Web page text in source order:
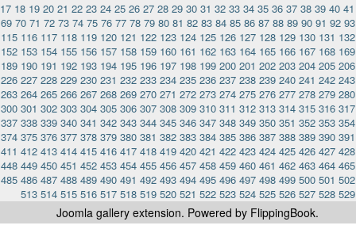
17 18 19 20 21 22 23 24 25 26 27 28 29 30 31 32 33 34 35 36 37 38 39 40 41
69 70 71 72 73 74 75 76 77 78 79 80 81 82 83 84 85 86 87 88 89 90 91 92 93
115 116 117 118 119 120 121 122 123 124 125 126 127 128 129 130 131 132
152 153 154 155 156 157 158 159 160 161 162 163 164 165 166 167 168 169
189 190 191 192 193 194 195 196 197 198 199 200 201 202 203 204 205 206
226 227 228 229 230 231 232 233 234 235 236 237 238 239 240 241 242 243
263 264 265 266 267 268 269 270 271 272 273 274 275 276 277 278 279 280
300 301 302 303 304 305 306 307 308 309 310 311 312 313 314 315 316 317
337 338 339 340 341 342 343 344 345 346 347 348 349 350 351 352 353 354
374 375 376 377 378 379 380 381 382 383 384 385 386 387 388 389 390 391
411 412 413 414 415 416 417 418 419 420 421 422 423 424 425 426 427 428
448 449 450 451 452 453 454 455 456 457 458 459 460 461 462 463 464 465
485 486 487 488 489 490 491 492 493 494 495 496 497 498 499 500 501 502
513 514 515 516 517 518 519 520 521 522 523 524 525 526 527 528 529
Joomla gallery extension. Powered by FlippingBook.